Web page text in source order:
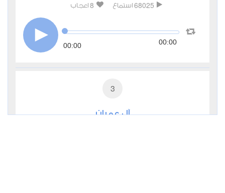
68025 استماع 8 اعجاب
00:00 00:00
3
آل عمران